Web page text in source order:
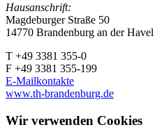
Hausanschrift:
Magdeburger Straße 50
14770 Brandenburg an der Havel
T +49 3381 355-0
F +49 3381 355-199
E-Mailkontakte
www.th-brandenburg.de
Wir verwenden Cookies